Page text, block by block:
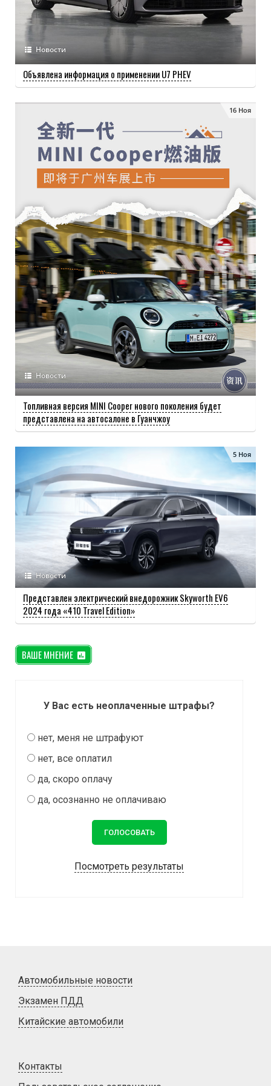
Новости
Объявлена ​​информация о применении U7 PHEV
16 Ноя
Новости
Топливная версия MINI Cooper нового поколения будет
представлена ​​на автосалоне в Гуанчжоу
5 Ноя
Новости
Представлен электрический внедорожник Skyworth EV6
2024 года «410 Travel Edition»
ВАШЕ МНЕНИЕ
У Вас есть неоплаченные штрафы?
нет, меня не штрафуют
нет, все оплатил
да, скоро оплачу
да, осознанно не оплачиваю
Посмотреть результаты
Автомобильные новости
Экзамен ПДД
Китайские автомобили
Контакты